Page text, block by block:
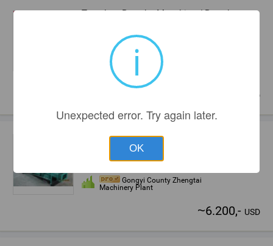
Template Box, der Maschine / Box, der
Wuhan, China
Wuhan Changxin Science
& Technology Development Co.,
Ltd.
USD
Backstein, der Maschine, Hohlziegeln
China
Gongyi County Zhengtai
Machinery Plant
~6.200,- USD
i
Unexpected error. Try again later.
OK